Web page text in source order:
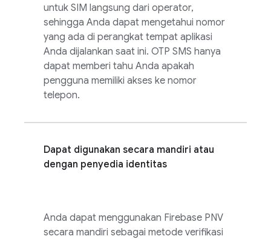
untuk SIM langsung dari operator,
sehingga Anda dapat mengetahui nomor
yang ada di perangkat tempat aplikasi
Anda dijalankan saat ini. OTP SMS hanya
dapat memberi tahu Anda apakah
pengguna memiliki akses ke nomor
telepon.
Dapat digunakan secara mandiri atau
dengan penyedia identitas
Anda dapat menggunakan Firebase PNV
secara mandiri sebagai metode verifikasi